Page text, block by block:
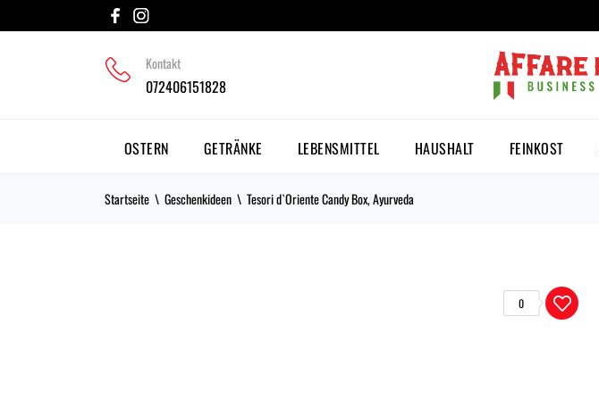
Kontakt
072406151828
OSTERN GETRÄNKE LEBENSMITTEL HAUSHALT FEINKOST
Startseite Geschenkideen Tesori d`Oriente Candy Box, Ayurveda
0